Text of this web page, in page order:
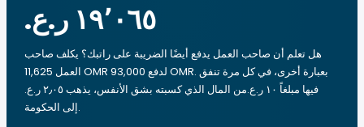
هل تعلم أن صاحب العمل يدفع أيضًا الضريبة على راتبك؟ يكلف صاحب
العمل 11,625 OMR لدفع 93,000 OMR. بعبارة أخرى، في كل مرة تنفق
فيها مبلغاً ‏١٠ ر.ع.‏من المال الذي كسبته بشق الأنفس، يذهب ‏٢٫٠٥ ر.ع.‏
إلى الحكومة.